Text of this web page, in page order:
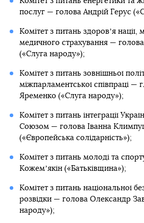
послуг — голова Андрій Герус
Комітет з питань здоровʼя нації,
медичного страхування —
(«Слуга народу»);
Комітет з питань зовнішньої
міжпарламентської співпраці —
Яременко («Слуга народу»);
Комітет з питань інтеграції
Союзом — голова Іванна
(«Європейська солідарність»);
Комітет з питань молоді та
Кожемʼякін («Батьківщина»);
Комітет з питань національної
розвідки — голова Олександр
народу»);